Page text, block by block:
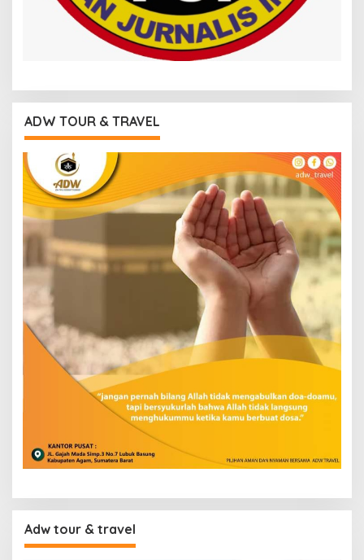
ADW TOUR & TRAVEL
Adw tour & travel